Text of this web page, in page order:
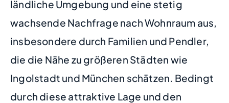
ländliche Umgebung und eine stetig
wachsende Nachfrage nach Wohnraum aus,
insbesondere durch Familien und Pendler,
die die Nähe zu größeren Städten wie
Ingolstadt und München schätzen. Bedingt
durch diese attraktive Lage und den